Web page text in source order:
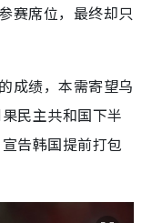
赛席位，最终却只
成绩，本需寄望乌
民主共和国下半
告韩国提前打包